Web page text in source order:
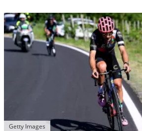
Getty Images